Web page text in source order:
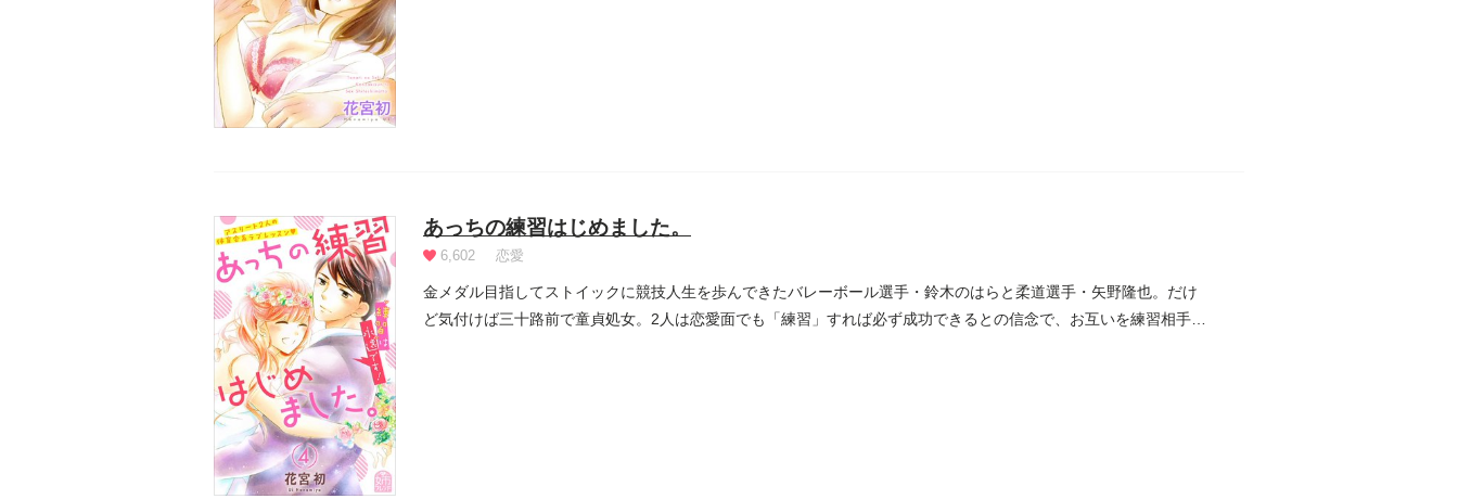
あっちの練習はじめました。
6,602 恋愛
金メダル目指してストイックに競技人生を歩んできたバレーボール選手・鈴木のはらと柔道選手・矢野隆也。だけ
ど気付けば三十路前で童貞処女。2人は恋愛面でも「練習」すれば必ず成功できるとの信念で、お互いを練習相手に